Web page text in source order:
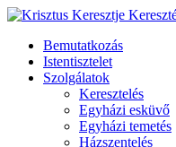
Bemutatkozás
Istentisztelet
Szolgálatok
Keresztelés
Egyházi esküvő
Egyházi temetés
Házszentelés